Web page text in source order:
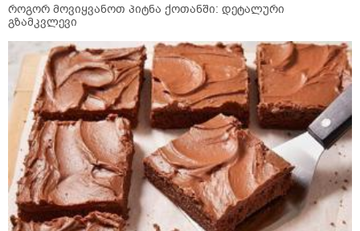
როგორ მოვიყვანოთ პიტნა ქოთანში: დეტალური
გზამკვლევი